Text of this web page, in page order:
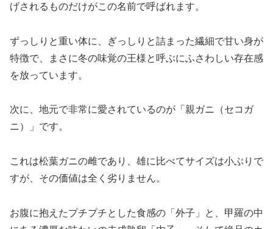
げされるものだけがこの名前で呼ばれます。
ずっしりと重い体に、ぎっしりと詰まった繊細で甘い身が
特徴で、まさに冬の味覚の王様と呼ぶにふさわしい存在感
を放っています。
次に、地元で非常に愛されているのが「親ガニ（セコガ
ニ）」です。
これは松葉ガニの雌であり、雄に比べてサイズは小ぶりで
すが、その価値は全く劣りません。
お腹に抱えたプチプチとした食感の「外子」と、甲羅の中